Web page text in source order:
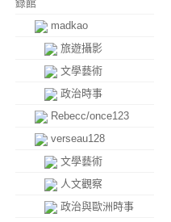
錄館
madkao
旅遊攝影
文學藝術
政治時事
Rebecc/once123
verseau128
文學藝術
人文觀察
政治與歐洲時事